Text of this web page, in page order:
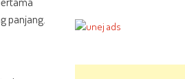
panjang.